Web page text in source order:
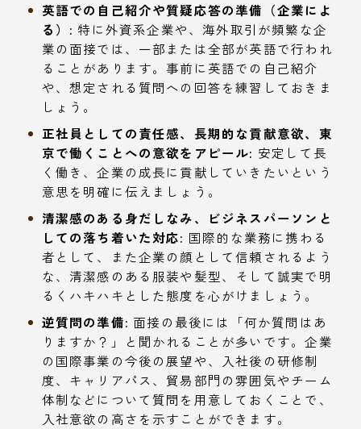
英語での自己紹介や質疑応答の準備（企業によ
る）: 特に外資系企業や、海外取引が頻繁な企
業の面接では、一部または全部が英語で行われ
ることがあります。事前に英語での自己紹介
や、想定される質問への回答を練習しておきま
しょう。
正社員としての責任感、長期的な貢献意欲、東
京で働くことへの意欲をアピール: 安定して長
く働き、企業の成長に貢献していきたいという
意思を明確に伝えましょう。
清潔感のある身だしなみ、ビジネスパーソンと
しての落ち着いた対応: 国際的な業務に携わる
者として、また企業の顔として信頼されるよう
な、清潔感のある服装や髪型、そして誠実で明
るくハキハキとした態度を心がけましょう。
逆質問の準備: 面接の最後には「何か質問はあ
りますか？」と聞かれることが多いです。企業
の国際事業の今後の展望や、入社後の研修制
度、キャリアパス、貿易部門の雰囲気やチーム
体制などについて質問を用意しておくことで、
入社意欲の高さを示すことができます。